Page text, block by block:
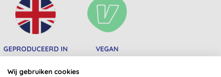
GEPRODUCEERD IN
HET VERENIGD
KONINKRIJK
VEGAN
Wij gebruiken cookies